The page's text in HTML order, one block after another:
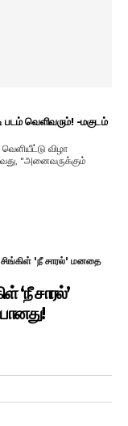
படம் வெளிவரும்! -மகுடம்
வெளியீட்டு விழா